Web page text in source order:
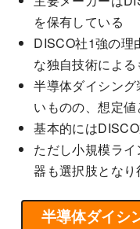
を保有している
DISCO社1強の理
な独自技術による
半導体ダイシン
いものの、想定
基本的には
ただし小規模ラ
器も選択肢となり
半導体ダイシ